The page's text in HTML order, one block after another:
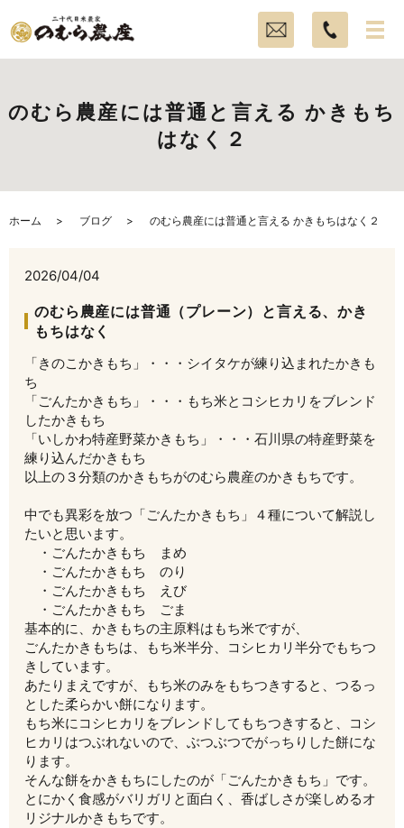
のむら農産には普通と言える かきもち
はなく２
ホーム ブログ のむら農産には普通と言える かきもちはなく２
2026/04/04
のむら農産には普通（プレーン）と言える、かき
もちはなく
「きのこかきもち」・・・シイタケが練り込まれたかきも
ち
「ごんたかきもち」・・・もち米とコシヒカリをブレンド
したかきもち
「いしかわ特産野菜かきもち」・・・石川県の特産野菜を
練り込んだかきもち
以上の３分類のかきもちがのむら農産のかきもちです。
中でも異彩を放つ「ごんたかきもち」４種について解説し
たいと思います。
・ごんたかきもち まめ
・ごんたかきもち のり
・ごんたかきもち えび
・ごんたかきもち ごま
基本的に、かきもちの主原料はもち米ですが、
ごんたかきもちは、もち米半分、コシヒカリ半分でもちつ
きしています。
あたりまえですが、もち米のみをもちつきすると、つるっ
とした柔らかい餅になります。
もち米にコシヒカリをブレンドしてもちつきすると、コシ
ヒカリはつぶれないので、ぶつぶつでがっちりした餅にな
ります。
そんな餅をかきもちにしたのが「ごんたかきもち」です。
とにかく食感がバリガリと面白く、香ばしさが楽しめるオ
リジナルかきもちです。